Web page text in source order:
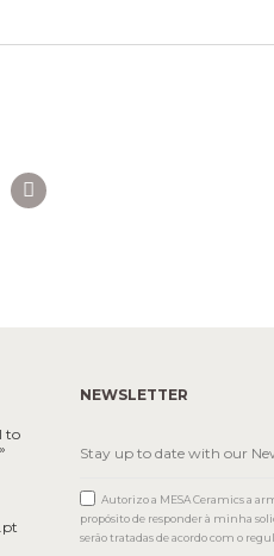
to
NEWSLETTER
Autorizo a MESA Ceramics a
propósito de responder à minha
serão tratadas de acordo com o